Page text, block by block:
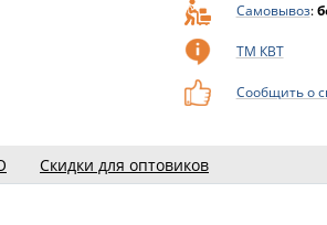
Самовывоз:
ТМ КВТ
Сообщить о
Скидки для оптовиков